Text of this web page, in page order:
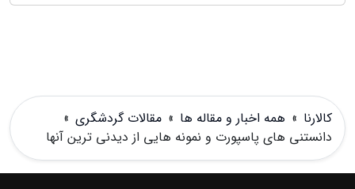
کالارنا » همه اخبار و مقاله ها » مقالات گردشگری »
دانستنی های پاسپورت و نمونه هایی از دیدنی ترین آنها